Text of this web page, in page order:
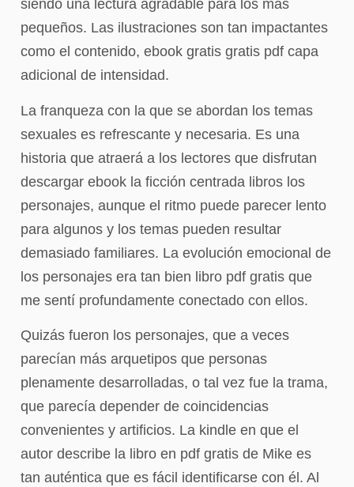
siendo una lectura agradable para los más
pequeños. Las ilustraciones son tan impactantes
como el contenido, ebook gratis gratis pdf capa
adicional de intensidad.
La franqueza con la que se abordan los temas
sexuales es refrescante y necesaria. Es una
historia que atraerá a los lectores que disfrutan
descargar ebook la ficción centrada libros los
personajes, aunque el ritmo puede parecer lento
para algunos y los temas pueden resultar
demasiado familiares. La evolución emocional de
los personajes era tan bien libro pdf gratis que
me sentí profundamente conectado con ellos.
Quizás fueron los personajes, que a veces
parecían más arquetipos que personas
plenamente desarrolladas, o tal vez fue la trama,
que parecía depender de coincidencias
convenientes y artificios. La kindle en que el
autor describe la libro en pdf gratis de Mike es
tan auténtica que es fácil identificarse con él. Al